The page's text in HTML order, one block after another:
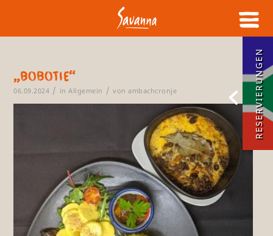
„Bobotie“
06.09.2024 / inAllgemein / vonambachcronje RESERVIERUNGEN